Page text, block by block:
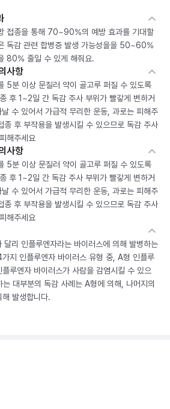
접종을 통해 70~90%의 예방 효과를 기대할
독감 관련 합병증 발생 가능성을을 50~60%
80% 줄일 수 있게 해줘요.
사항
5분 이상 문질러 약이 골고루 퍼질 수 있도록
후 1~2일 간 독감 주사 부위가 빨갛게 변하거
수 있어서 가급적 무리한 운동, 과로는 피해주
종 후 부작용을 발생시킬 수 있으므로 독감 주사
해주세요
사항
5분 이상 문질러 약이 골고루 퍼질 수 있도록
후 1~2일 간 독감 주사 부위가 빨갛게 변하거
수 있어서 가급적 무리한 운동, 과로는 피해주
종 후 부작용을 발생시킬 수 있으므로 독감 주사
해주세요
달리 인플루엔자라는 바이러스에 의해 발병하는
지 인플루엔자 바이러스 유형 중, A형 인플루
루엔자 바이러스가 사람을 감염시킬 수 있으
대부분의 독감 사례는 A형에 의해, 나머지의
발생합니다.